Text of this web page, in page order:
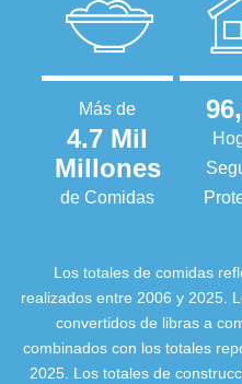
Más de
4.7 Mil
Millones
de Comidas
Los totales de comidas
realizados entre 2006 y 2025.
convertidos de libras a
combinados con los totales
2025. Los totales de